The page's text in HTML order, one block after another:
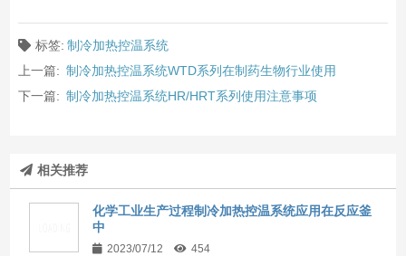
标签: 制冷加热控温系统
上一篇: 制冷加热控温系统WTD系列在制药生物行业使用
下一篇: 制冷加热控温系统HR/HRT系列使用注意事项
相关推荐
化学工业生产过程制冷加热控温系统应用在反应釜
中
2023/07/12 454